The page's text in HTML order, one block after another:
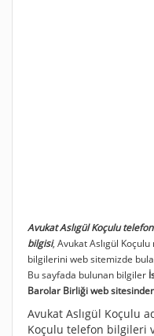
Avukat Aslıgül Koçulu
bilgisi, Avukat Aslıgül
bilgilerini web sitemizde
Bu sayfada bulunan bilgiler
Barolar Birliği web sitesinden
Avukat Aslıgül Koçulu
Koçulu telefon bilgileri